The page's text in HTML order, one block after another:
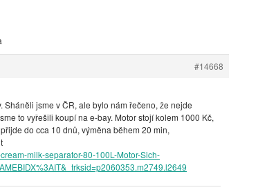
#14668
Sháněli jsme v ČR, ale bylo nám řečeno, že nejde
to vyřešili koupí na e-bay. Motor stojí kolem 1000 Kč,
do cca 10 dnů, výměna během 20 min,
milk-separator-80-100L-Motor-Sich-